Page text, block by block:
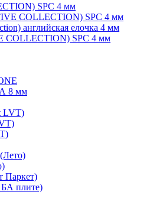
SPC 4 мм
COLLECTION) SPC 4 мм
английская елочка 4 мм
COLLECTION) SPC 4 мм
8 мм
LVT)
Паркет)
плите)